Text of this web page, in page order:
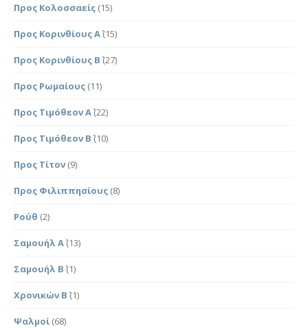
Προς Κολοσσαείς (15)
Προς Κορινθίους Α΄(15)
Προς Κορινθίους Β΄ (27)
Προς Ρωμαίους (11)
Προς Τιμόθεον Α΄(22)
Προς Τιμόθεον Β΄ (10)
Προς Τίτον (9)
Προς Φιλιππησίους (8)
Ρούθ (2)
Σαμουήλ Α΄(13)
Σαμουήλ Β΄ (1)
Χρονικών Β΄ (1)
Ψαλμοί (68)